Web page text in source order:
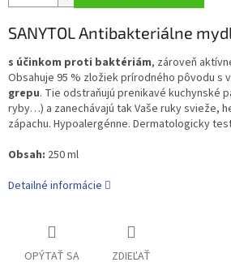
SANYTOL Antibakteriálne
s účinkom proti baktériám, zároveň
Obsahuje 95 % zložiek prírodného pôvodu s
grepu. Tie odstraňujú prenikavé kuchynské
ryby…) a zanechávajú tak Vaše ruky svieže,
zápachu. Hypoalergénne. Dermatologicky
Obsah: 250 ml
Detailné informácie
OPÝTAŤ SA ZDIEĽAŤ